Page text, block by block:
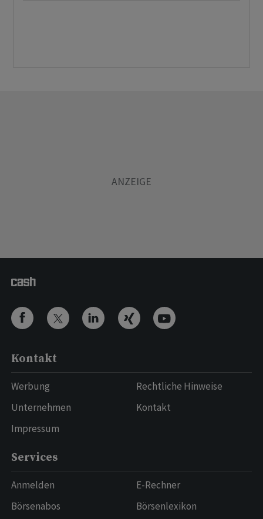
Kontakt
Werbung
Unternehmen
Impressum
Rechtliche Hinweise
Kontakt
Services
Anmelden
Börsenabos
E-Rechner
Börsenlexikon